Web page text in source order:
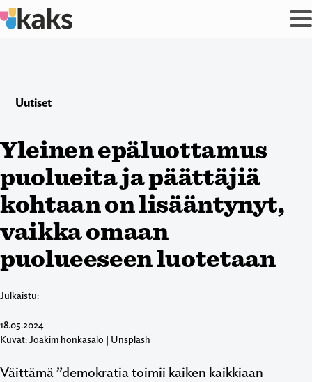
Siirry
sisältöön
Uutiset
Yleinen epäluottamus
puolueita ja päättäjiä
kohtaan on lisääntynyt,
vaikka omaan
puolueeseen luotetaan
Julkaistu:
18.05.2024
Kuvat: Joakim honkasalo | Unsplash
Väittämä ”demokratia toimii kaiken kaikkiaan